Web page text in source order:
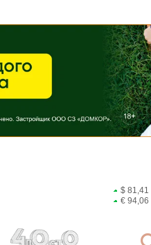
$ 81,41
€ 94,06